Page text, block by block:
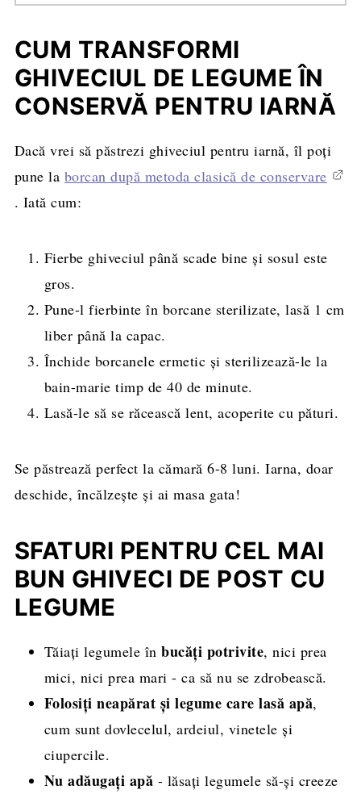
CUM TRANSFORMI
GHIVECIUL DE LEGUME ÎN
CONSERVĂ PENTRU IARNĂ
Dacă vrei să păstrezi ghiveciul pentru iarnă, îl poți
pune la borcan după metoda clasică de conservare
. Iată cum:
Fierbe ghiveciul până scade bine și sosul este
gros.
Pune-l fierbinte în borcane sterilizate, lasă 1 cm
liber până la capac.
Închide borcanele ermetic și sterilizează-le la
bain-marie timp de 40 de minute.
Lasă-le să se răcească lent, acoperite cu pături.
Se păstrează perfect la cămară 6-8 luni. Iarna, doar
deschide, încălzește și ai masa gata!
SFATURI PENTRU CEL MAI
BUN GHIVECI DE POST CU
LEGUME
Tăiați legumele înbucăți potrivite, nici prea
mici, nici prea mari - ca să nu se zdrobească.
Folosiți neapărat și legume care lasă apă,
cum sunt dovlecelul, ardeiul, vinetele și
ciupercile.
Nu adăugați apă - lăsați legumele să-și creeze